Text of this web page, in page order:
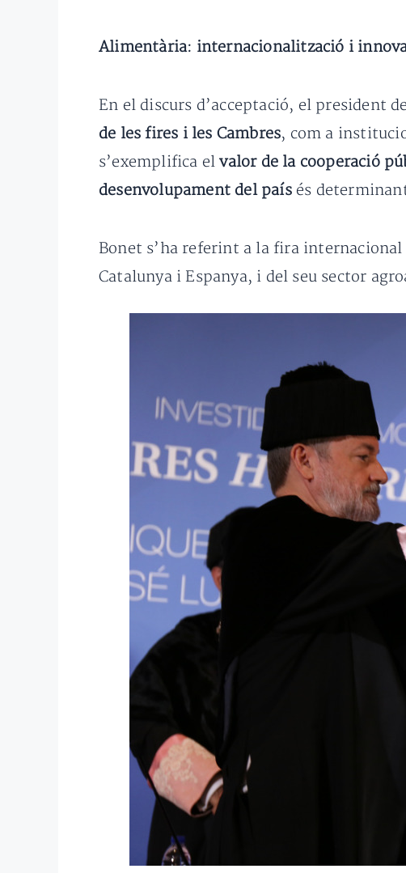
Alimentària: internacionalització i
En el discurs d’acceptació, el president
de les fires i les Cambres, com a
s’exemplifica el valor de la cooperació
desenvolupament del país és
Bonet s’ha referint a la fira internacional
Catalunya i Espanya, i del seu sector